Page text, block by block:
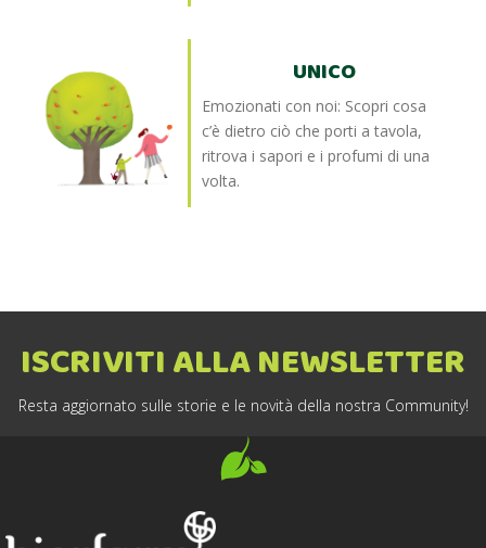
UNICO
Emozionati con noi: Scopri cosa
c’è dietro ciò che porti a tavola,
ritrova i sapori e i profumi di una
volta.
ISCRIVITI ALLA NEWSLETTER
Resta aggiornato sulle storie e le novità della nostra Community!